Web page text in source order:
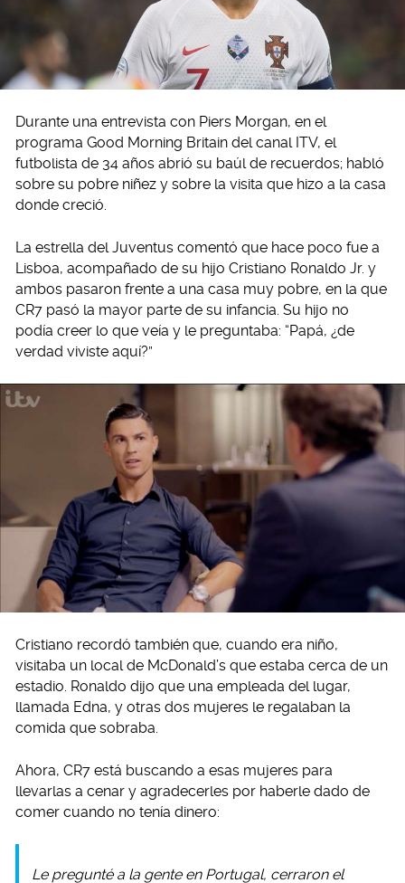
Durante una entrevista con Piers Morgan, en el
programa Good Morning Britain del canal ITV, el
futbolista de 34 años abrió su baúl de recuerdos; habló
sobre su pobre niñez y sobre la visita que hizo a la casa
donde creció.
La estrella del Juventus comentó que hace poco fue a
Lisboa, acompañado de su hijo Cristiano Ronaldo Jr. y
ambos pasaron frente a una casa muy pobre, en la que
CR7 pasó la mayor parte de su infancia. Su hijo no
podía creer lo que veía y le preguntaba: “Papá, ¿de
verdad viviste aquí?”
Cristiano recordó también que, cuando era niño,
visitaba un local de McDonald’s que estaba cerca de un
estadio. Ronaldo dijo que una empleada del lugar,
llamada Edna, y otras dos mujeres le regalaban la
comida que sobraba.
Ahora, CR7 está buscando a esas mujeres para
llevarlas a cenar y agradecerles por haberle dado de
comer cuando no tenía dinero:
Le pregunté a la gente en Portugal, cerraron el